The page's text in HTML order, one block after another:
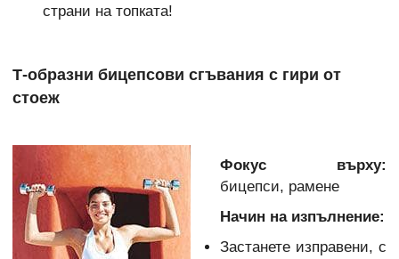
страни на топката!
Т-образни бицепсови сгъвания с гири от
стоеж
Фокус върху:
бицепси, рамене
Начин на изпълнение:
Застанете изправени, с